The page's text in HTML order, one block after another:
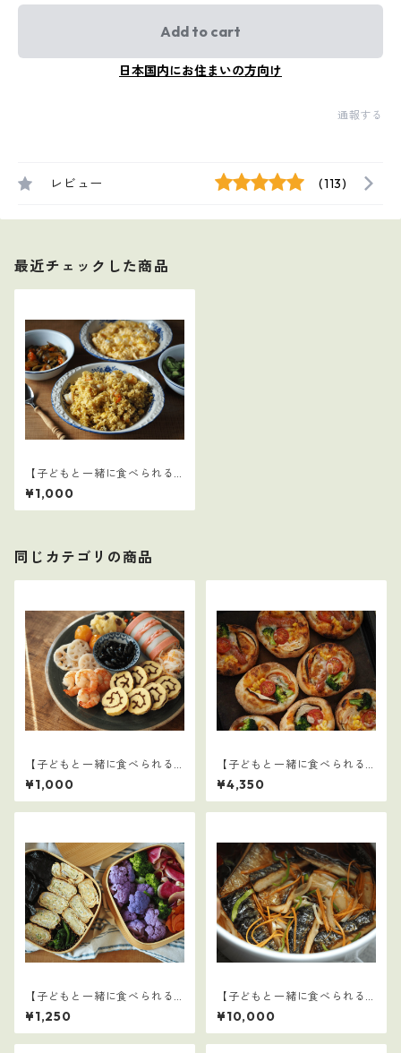
Add to cart
日本国内にお住まいの方向け
通報する
レビュー (113)
最近チェックした商品
【子どもと一緒に食べられる
ごはん】20
¥1,000
同じカテゴリの商品
【子どもと一緒に食べられる
ごはん】14
¥1,000
【子どもと一緒に食べられる
ごはん】クリスマスセット
¥4,350
【子どもと一緒に食べられる
ごはん】33
¥1,250
【子どもと一緒に食べられる
ごはん】16～30セット：全75
レシピ
¥10,000